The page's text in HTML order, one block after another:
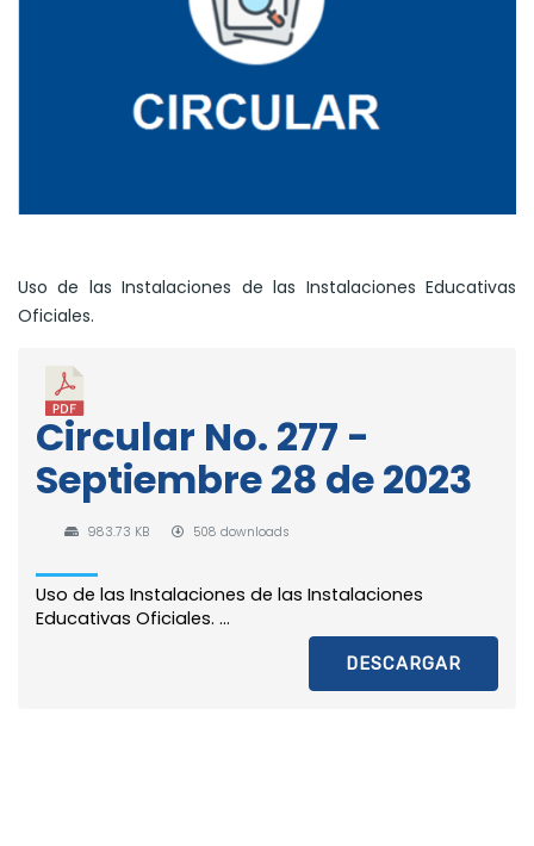
Uso de las Instalaciones de las Instalaciones Educativas
Oficiales.
Circular No. 277 -
Septiembre 28 de 2023
983.73 KB 508 downloads
Uso de las Instalaciones de las Instalaciones
Educativas Oficiales. ...
DESCARGAR